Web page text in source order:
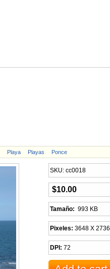
Playa Playas Ponce
SKU: cc0018
$10.00
Tamaño: 993 KB
Pixeles: 3648 X 2736
DPI: 72